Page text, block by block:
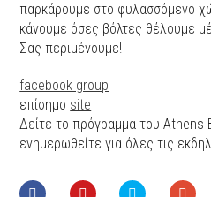
παρκάρουμε στο φυλασσόμενο
κάνουμε όσες βόλτες θέλουμε
Σας περιμένουμε!
facebook group
επίσημο site
Δείτε το πρόγραμμα του Athens
ενημερωθείτε για όλες τις